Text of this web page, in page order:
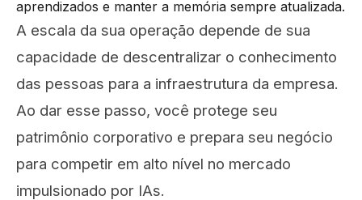
aprendizados e manter a memória sempre atualizada.
A escala da sua operação depende de sua
capacidade de descentralizar o conhecimento
das pessoas para a infraestrutura da empresa.
Ao dar esse passo, você protege seu
patrimônio corporativo e prepara seu negócio
para competir em alto nível no mercado
impulsionado por IAs.